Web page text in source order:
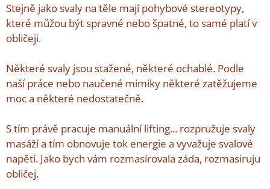
Stejně jako svaly na těle mají pohybové stereotypy,
které můžou být spravné nebo špatné, to samé platí v
obličeji.
Některé svaly jsou stažené, některé ochablé. Podle
naší práce nebo naučené mimiky některé zatěžujeme
moc a některé nedostatečně.
S tím právě pracuje manuální lifting... rozpružuje svaly
masáží a tím obnovuje tok energie a vyvažuje svalové
napětí. Jako bych vám rozmasírovala záda, rozmasiruju
obličej.